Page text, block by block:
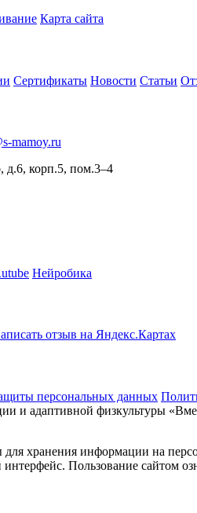
Карта сайта
Сертификаты Новости Статьи
mamoy.ru
д.6, корп.5, пом.3–4
Нейробика
отзыв на Яндекс.Картах
персональных данных
и адаптивной физкультуры
хранения информации на
Пользование сайтом